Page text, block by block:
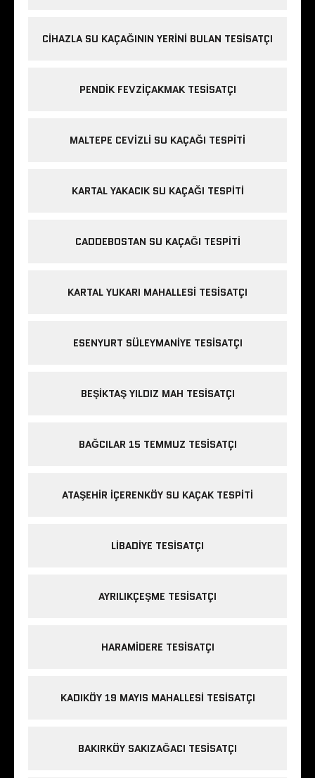
CIHAZLA SU KAÇAĞININ YERINI BULAN TESISATÇI
PENDIK FEVZIÇAKMAK TESISATÇI
MALTEPE CEVIZLI SU KAÇAĞI TESPITI
KARTAL YAKACIK SU KAÇAĞI TESPITI
CADDEBOSTAN SU KAÇAĞI TESPITI
KARTAL YUKARI MAHALLESI TESISATÇI
ESENYURT SÜLEYMANIYE TESISATÇI
BEŞIKTAŞ YILDIZ MAH TESISATÇI
BAĞCILAR 15 TEMMUZ TESISATÇI
ATAŞEHIR IÇERENKÖY SU KAÇAK TESPITI
LIBADIYE TESISATÇI
AYRILIKÇEŞME TESISATÇI
HARAMIDERE TESISATÇI
KADIKÖY 19 MAYIS MAHALLESI TESISATÇI
BAKIRKÖY SAKIZAĞACI TESISATÇI